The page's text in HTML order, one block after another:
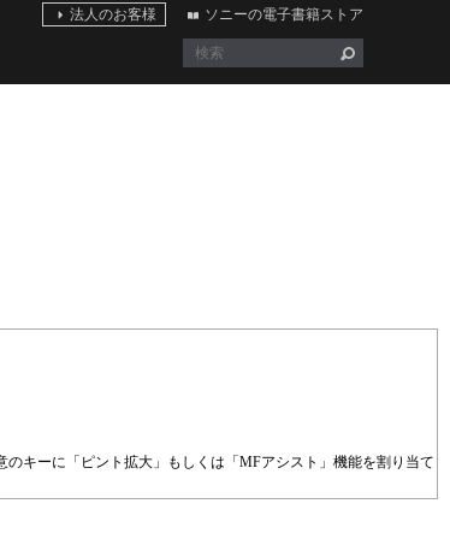
法人のお客様 ソニーの電子書籍ストア
キーに「ピント拡大」もしくは「MFアシスト」機能を割り当て